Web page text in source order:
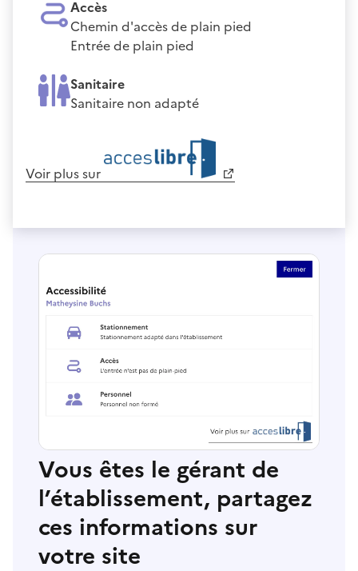
Accès
Chemin d'accès de plain pied
Entrée de plain pied
Sanitaire
Sanitaire non adapté
Voir plus sur
Vous êtes le gérant de
l’établissement, partagez
ces informations sur
votre site